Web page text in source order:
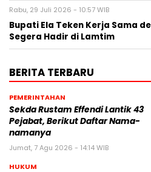
Rabu, 29 Juli 2026 - 10:57 WIB
Bupati Ela Teken Kerja Sama
Segera Hadir di Lamtim
BERITA TERBARU
PEMERINTAHAN
Sekda Rustam Effendi Lantik 43
Pejabat, Berikut Daftar Nama-
namanya
Jumat, 7 Agu 2026 - 14:14 WIB
HUKUM